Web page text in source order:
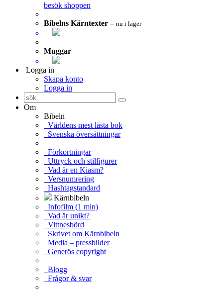
besök shoppen
Bibelns Kärntexter – nu i lager
Muggar
Logga in
Skapa konto
Logga in
Om
Bibeln
Världens mest lästa bok
Svenska översättningar
Förkortningar
Uttryck och stilfigurer
Vad är en Kiasm?
Versnumrering
Hashtagstandard
Kärnbibeln
Infofilm (1 min)
Vad är unikt?
Vittnesbörd
Skrivet om Kärnbibeln
Media – pressbilder
Generös copyright
Blogg
Frågor & svar